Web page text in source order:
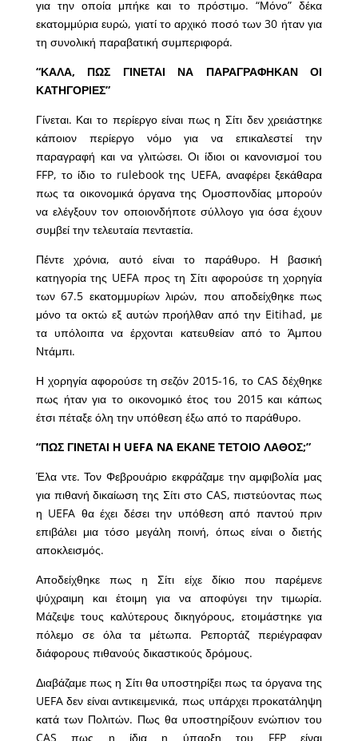
για την οποία μπήκε και το πρόστιμο. “Μόνο” δέκα
εκατομμύρια ευρώ, γιατί το αρχικό ποσό των 30 ήταν για
τη συνολική παραβατική συμπεριφορά.
“ΚΑΛΑ, ΠΩΣ ΓΙΝΕΤΑΙ ΝΑ ΠΑΡΑΓΡΑΦΗΚΑΝ ΟΙ
ΚΑΤΗΓΟΡΙΕΣ”
Γίνεται. Και το περίεργο είναι πως η Σίτι δεν χρειάστηκε
κάποιον περίεργο νόμο για να επικαλεστεί την
παραγραφή και να γλιτώσει. Οι ίδιοι οι κανονισμοί του
FFP, το ίδιο το rulebook της UEFA, αναφέρει ξεκάθαρα
πως τα οικονομικά όργανα της Ομοσπονδίας μπορούν
να ελέγξουν τον οποιονδήποτε σύλλογο για όσα έχουν
συμβεί την τελευταία πενταετία.
Πέντε χρόνια, αυτό είναι το παράθυρο. Η βασική
κατηγορία της UEFA προς τη Σίτι αφορούσε τη χορηγία
των 67.5 εκατομμυρίων λιρών, που αποδείχθηκε πως
μόνο τα οκτώ εξ αυτών προήλθαν από την Eitihad, με
τα υπόλοιπα να έρχονται κατευθείαν από το Άμπου
Ντάμπι.
Η χορηγία αφορούσε τη σεζόν 2015-16, το CAS δέχθηκε
πως ήταν για το οικονομικό έτος του 2015 και κάπως
έτσι πέταξε όλη την υπόθεση έξω από το παράθυρο.
“ΠΩΣ ΓΙΝΕΤΑΙ Η UEFA NA ΕΚΑΝΕ ΤΕΤΟΙΟ ΛΑΘΟΣ;”
Έλα ντε. Τον Φεβρουάριο εκφράζαμε την αμφιβολία μας
για πιθανή δικαίωση της Σίτι στο CAS, πιστεύοντας πως
η UEFA θα έχει δέσει την υπόθεση από παντού πριν
επιβάλει μια τόσο μεγάλη ποινή, όπως είναι ο διετής
αποκλεισμός.
Αποδείχθηκε πως η Σίτι είχε δίκιο που παρέμενε
ψύχραιμη και έτοιμη για να αποφύγει την τιμωρία.
Μάζεψε τους καλύτερους δικηγόρους, ετοιμάστηκε για
πόλεμο σε όλα τα μέτωπα. Ρεπορτάζ περιέγραφαν
διάφορους πιθανούς δικαστικούς δρόμους.
Διαβάζαμε πως η Σίτι θα υποστηρίξει πως τα όργανα της
UEFA δεν είναι αντικειμενικά, πως υπάρχει προκατάληψη
κατά των Πολιτών. Πως θα υποστηρίξουν ενώπιον του
CAS πως η ίδια η ύπαρξη του FFP είναι